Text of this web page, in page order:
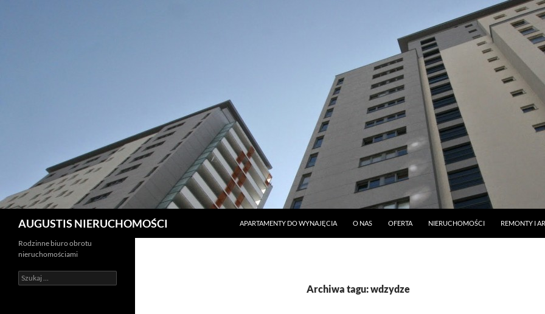
AUGUSTIS NIERUCHOMOŚCI
APARTAMENTY DO WYNAJĘCIA
O NAS OFERTA NIERUCHOMOŚCI REMONTY I
Archiwa tagu: wdzydze
Rodzinne biuro obrotu
nieruchomościami
Szukaj: